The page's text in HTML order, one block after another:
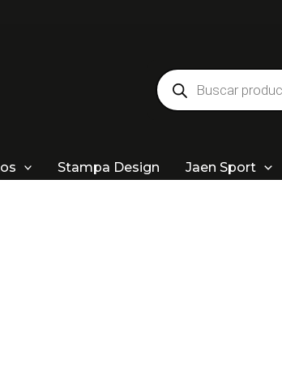
de
productos
Stampa Design Jaen Sport